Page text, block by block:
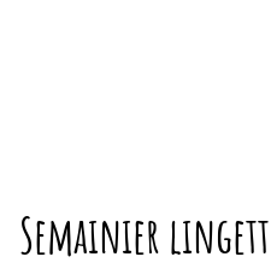
Semainier